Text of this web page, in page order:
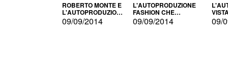
ROBERTO MONTE E
L'AUTOPRODUZIONE
CON IL CENSIMENTO
09/09/2014
L'AUTOPRODUZIONE
FASHION CHE
CONQUISTA GLI USA
09/09/2014 09/